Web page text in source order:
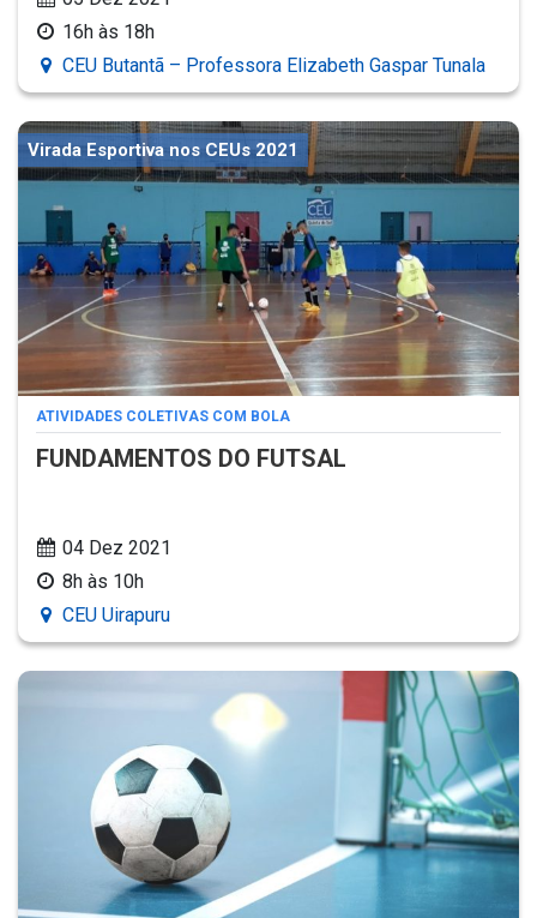
16h às 18h
CEU Butantã – Professora Elizabeth Gaspar Tunala
Virada Esportiva nos CEUs 2021
ATIVIDADES COLETIVAS COM BOLA
FUNDAMENTOS DO FUTSAL
04 Dez 2021
8h às 10h
CEU Uirapuru